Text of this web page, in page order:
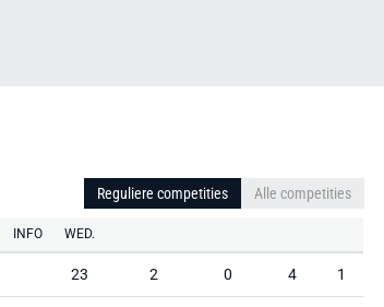
Reguliere competities Alle competities
INFO WED.
23 2 0 4 1